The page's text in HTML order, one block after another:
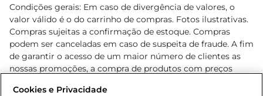
Condições gerais: Em caso de divergência de valores, o
valor válido é o do carrinho de compras. Fotos ilustrativas.
Compras sujeitas a confirmação de estoque. Compras
podem ser canceladas em caso de suspeita de fraude. A fim
de garantir o acesso de um maior número de clientes as
nossas promoções, a compra de produtos com preços
cliente. Os preços, ofertas e condições são exclusivos para
Cookies e Privacidade